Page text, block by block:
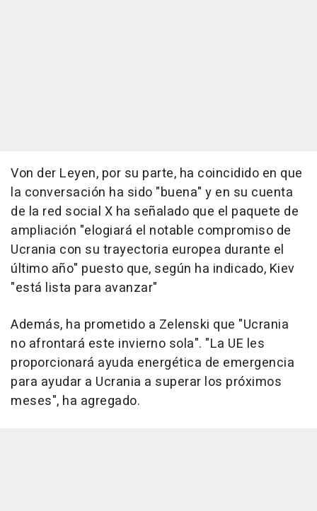
Von der Leyen, por su parte, ha coincidido en que
la conversación ha sido "buena" y en su cuenta
de la red social X ha señalado que el paquete de
ampliación "elogiará el notable compromiso de
Ucrania con su trayectoria europea durante el
último año" puesto que, según ha indicado, Kiev
"está lista para avanzar"
Además, ha prometido a Zelenski que "Ucrania
no afrontará este invierno sola". "La UE les
proporcionará ayuda energética de emergencia
para ayudar a Ucrania a superar los próximos
meses", ha agregado.